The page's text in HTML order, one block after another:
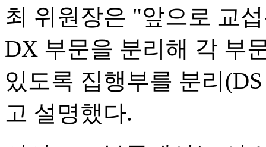
최 위원장은 "앞으로 교
DX 부문을 분리해 각 부
있도록 집행부를 분리
고 설명했다.